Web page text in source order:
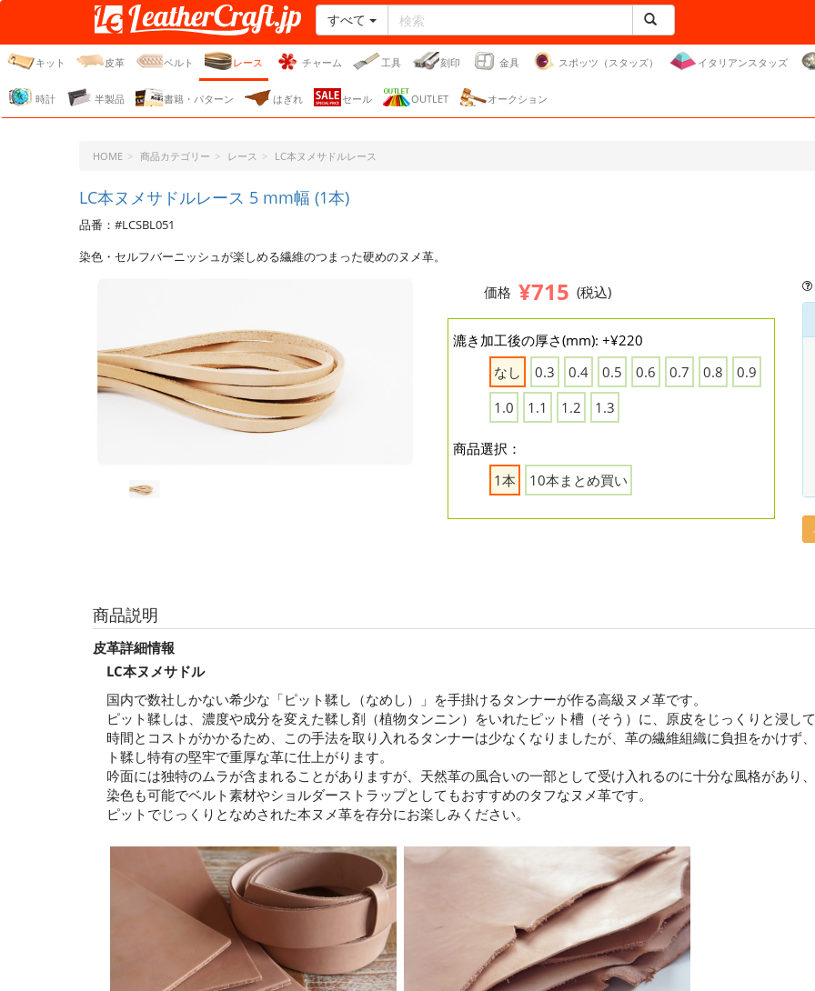
レザークラフト・ドット・
ジェーピー
すべて
キット 皮革 ベルト レース チャーム 工具 刻印 金具 スポッツ（スタッズ） イタリアンスタッズ
時計 半製品 書籍・パターン はぎれ セール OUTLET オークション
HOME 商品カテゴリー レース LC本ヌメサドルレース
LC本ヌメサドルレース 5 mm幅 (1本)
品番：#LCSBL051
染色・セルフバーニッシュが楽しめる繊維のつまった硬めのヌメ革。
価格 ¥715 (税込)
漉き加工後の厚さ(mm): +¥220
なし
0.3 0.4 0.5 0.6 0.7 0.8
0.9
1.0
1.1 1.2 1.3
商品選択：
1本
10本まとめ買い
商品説明
皮革詳細情報
LC本ヌメサドル
国内で数社しかない希少な「ピット鞣し（なめし）」を手掛けるタンナーが作る高級ヌメ革です。
ピット鞣しは、濃度や成分を変えた鞣し剤（植物タンニン）をいれたピット槽（そう）に、原皮をじっくりと浸して
時間とコストがかかるため、この手法を取り入れるタンナーは少なくなりましたが、革の繊維組織に負担をかけず
ト鞣し特有の堅牢で重厚な革に仕上がります。
吟面には独特のムラが含まれることがありますが、天然革の風合いの一部として受け入れるのに十分な風格があり
染色も可能でベルト素材やショルダーストラップとしてもおすすめのタフなヌメ革です。
ピットでじっくりとなめされた本ヌメ革を存分にお楽しみください。